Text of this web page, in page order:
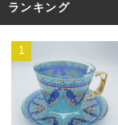
ランキング
1